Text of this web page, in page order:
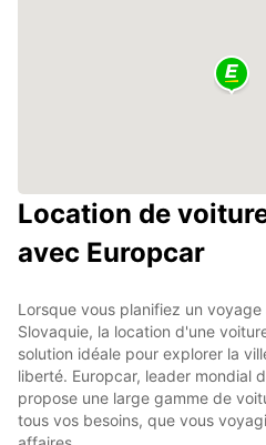
Location de
avec Europcar
Lorsque vous planifiez un
Slovaquie, la location d'une
solution idéale pour explorer la
liberté. Europcar, leader mondial
propose une large gamme de
tous vos besoins, que vous